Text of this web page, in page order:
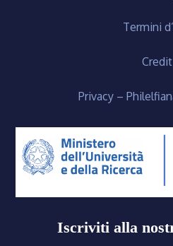
Termini
Privacy –
Iscriviti alla